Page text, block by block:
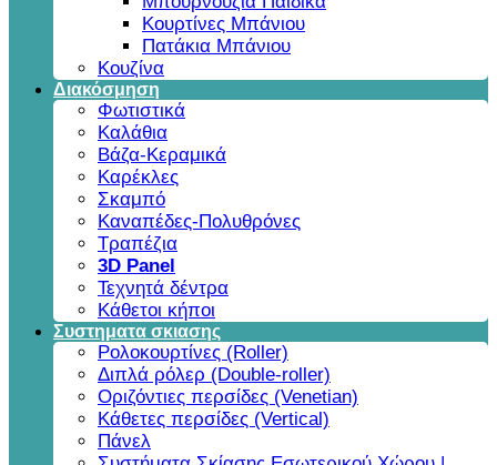
Κουρτίνες Μπάνιου
Πατάκια Μπάνιου
Κουζίνα
Διακόσμηση
Φωτιστικά
Καλάθια
Βάζα-Κεραμικά
Καρέκλες
Σκαμπό
Καναπέδες-Πολυθρόνες
Τραπέζια
3D Panel
Τεχνητά δέντρα
Κάθετοι κήποι
Συστηματα σκιασης
Ρολοκουρτίνες (Roller)
Διπλά ρόλερ (Double-roller)
Οριζόντιες περσίδες (Venetian)
Κάθετες περσίδες (Vertical)
Πάνελ